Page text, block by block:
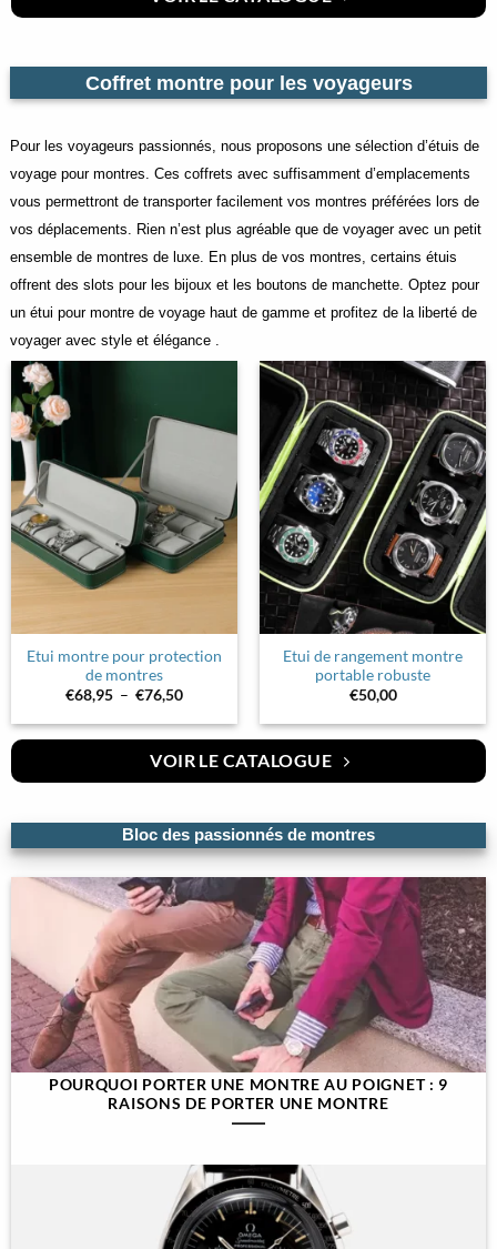
Coffret montre pour les voyageurs
Pour les voyageurs passionnés, nous proposons une sélection d’étuis de
voyage pour montres. Ces coffrets avec suffisamment d’emplacements
vous permettront de transporter facilement vos montres préférées lors de
vos déplacements. Rien n’est plus agréable que de voyager avec un petit
ensemble de montres de luxe. En plus de vos montres, certains étuis
offrent des slots pour les bijoux et les boutons de manchette. Optez pour
un étui pour montre de voyage haut de gamme et profitez de la liberté de
voyager avec style et élégance .
Etui montre pour protection
de montres
€68,95 – €76,50Plage
prix :
€68,95
à
€76,50
Etui de rangement montre
portable robuste
€50,00
VOIR LE CATALOGUE
Bloc des passionnés de montres
POURQUOI PORTER UNE MONTRE AU POIGNET : 9
RAISONS DE PORTER UNE MONTRE